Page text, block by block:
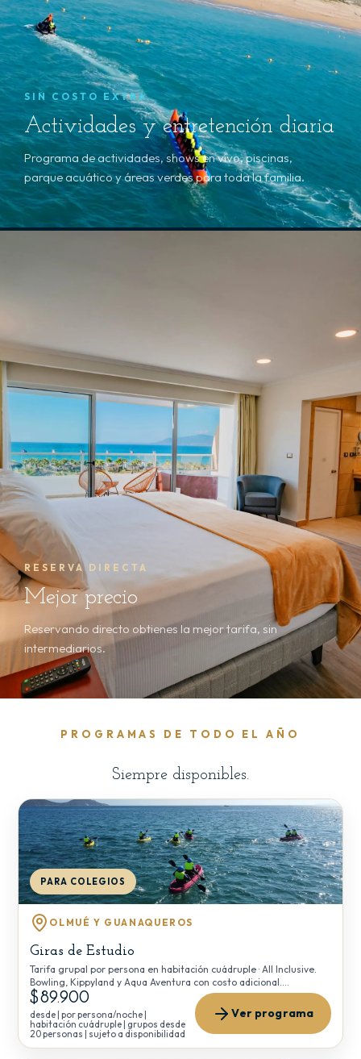
SIN COSTO EXTRA
Actividades y entretención diaria
Programa de actividades, shows en vivo, piscinas,
parque acuático y áreas verdes para toda la familia.
RESERVA DIRECTA
Mejor precio
Reservando directo obtienes la mejor tarifa, sin
intermediarios.
PROGRAMAS DE TODO EL AÑO
Siempre disponibles.
PARA COLEGIOS
OLMUÉ Y GUANAQUEROS
Giras de Estudio
Tarifa grupal por persona en habitación cuádruple · All Inclusive.
Bowling, Kippyland y Aqua Aventura con costo adicional.
Cotización personalizada por curso.
$89.900
desde | por persona/noche |
habitación cuádruple | grupos desde
20 personas | sujeto a disponibilidad
Ver programa